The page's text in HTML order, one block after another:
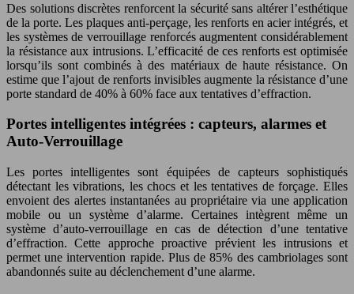
Des solutions discrètes renforcent la sécurité sans altérer l’esthétique
de la porte. Les plaques anti-perçage, les renforts en acier intégrés, et
les systèmes de verrouillage renforcés augmentent considérablement
la résistance aux intrusions. L’efficacité de ces renforts est optimisée
lorsqu’ils sont combinés à des matériaux de haute résistance. On
estime que l’ajout de renforts invisibles augmente la résistance d’une
porte standard de 40% à 60% face aux tentatives d’effraction.
Portes intelligentes intégrées : capteurs, alarmes et
Auto-Verrouillage
Les portes intelligentes sont équipées de capteurs sophistiqués
détectant les vibrations, les chocs et les tentatives de forçage. Elles
envoient des alertes instantanées au propriétaire via une application
mobile ou un système d’alarme. Certaines intègrent même un
système d’auto-verrouillage en cas de détection d’une tentative
d’effraction. Cette approche proactive prévient les intrusions et
permet une intervention rapide. Plus de 85% des cambriolages sont
abandonnés suite au déclenchement d’une alarme.